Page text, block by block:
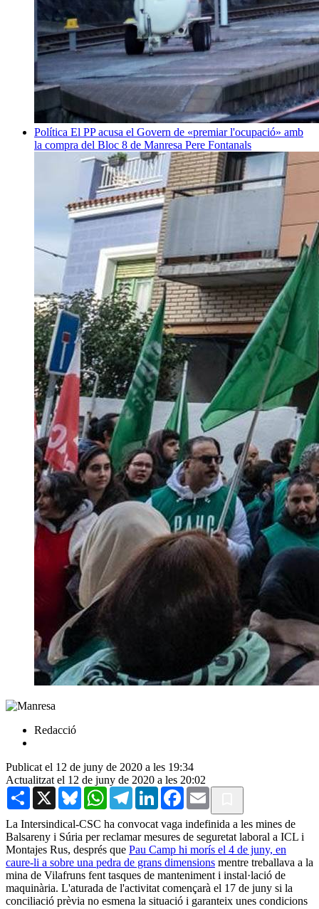
Política El PP acusa el Govern de «premiar l'ocupació» amb
la compra del Bloc 8 de Manresa Pere Fontanals
Redacció
Publicat el 12 de juny de 2020 a les 19:34
Actualitzat el 12 de juny de 2020 a les 20:02
Share X BlueskyWhatsAppTelegramLinkedInFacebook
Email
La Intersindical-CSC ha convocat vaga indefinida a les mines de
Balsareny i Súria per reclamar mesures de seguretat laboral a ICL i
Montajes Rus, després que Pau Camp hi morís el 4 de juny, en
caure-li a sobre una pedra de grans dimensions mentre treballava a la
mina de Vilafruns fent tasques de manteniment i instal·lació de
maquinària. L'aturada de l'activitat començarà el 17 de juny si la
conciliació prèvia no esmena la situació i garanteix unes condicions